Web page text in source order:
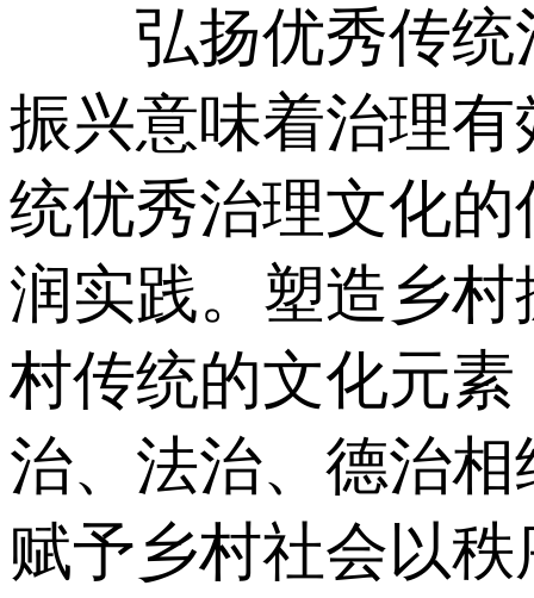
弘扬优秀传统
振兴意味着治理
统优秀治理文化
润实践。塑造乡
村传统的文化元
治、法治、德治
赋予乡村社会以